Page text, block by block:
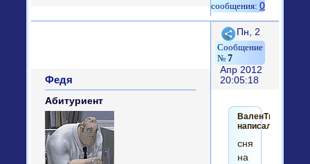
0
Поделиться
7
Пн, 2
Апр 2012
20:05:18
Федя
Абитуриент
ВаленТина
написал(а):
снято
на